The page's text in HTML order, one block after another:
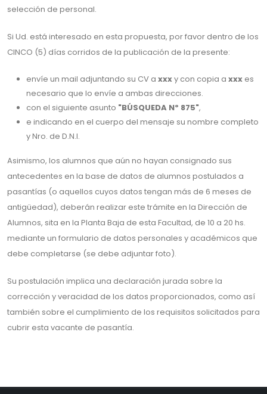
selección de personal.
Si Ud. está interesado en esta propuesta, por favor dentro de los
CINCO (5) días corridos de la publicación de la presente:
envíe un mail adjuntando su CV a xxxy con copia a xxx es
necesario que lo envíe a ambas direcciones.
con el siguiente asunto "BÚSQUEDA Nº 875",
e indicando en el cuerpo del mensaje su nombre completo
y Nro. de D.N.I.
Asimismo, los alumnos que aún no hayan consignado sus
antecedentes en la base de datos de alumnos postulados a
pasantías (o aquellos cuyos datos tengan más de 6 meses de
antigüedad), deberán realizar este trámite en la Dirección de
Alumnos, sita en la Planta Baja de esta Facultad, de 10 a 20 hs.
mediante un formulario de datos personales y académicos que
debe completarse (se debe adjuntar foto).
Su postulación implica una declaración jurada sobre la
corrección y veracidad de los datos proporcionados, como así
también sobre el cumplimiento de los requisitos solicitados para
cubrir esta vacante de pasantía.